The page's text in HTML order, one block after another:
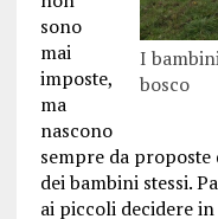
I
bosco
sono
mai
imposte,
ma
nascono
sempre da proposte
dei bambini stessi.
ai piccoli decidere